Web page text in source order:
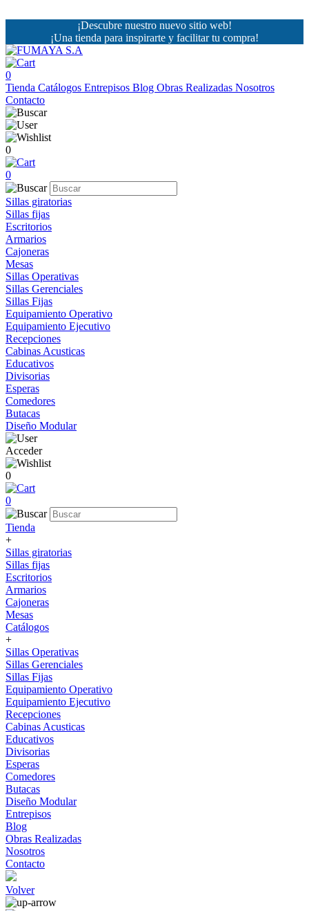
¡Descubre nuestro nuevo sitio web!
¡Una tienda para inspirarte y facilitar tu compra!
0
Tienda Catálogos Entrepisos Blog Obras Realizadas Nosotros
Contacto
0
0
Sillas giratorias
Sillas fijas
Escritorios
Armarios
Cajoneras
Mesas
Sillas Operativas
Sillas Gerenciales
Sillas Fijas
Equipamiento Operativo
Equipamiento Ejecutivo
Recepciones
Cabinas Acusticas
Educativos
Divisorias
Esperas
Comedores
Butacas
Diseño Modular
Acceder
0
0
Tienda
+
Sillas giratorias
Sillas fijas
Escritorios
Armarios
Cajoneras
Mesas
Catálogos
+
Sillas Operativas
Sillas Gerenciales
Sillas Fijas
Equipamiento Operativo
Equipamiento Ejecutivo
Recepciones
Cabinas Acusticas
Educativos
Divisorias
Esperas
Comedores
Butacas
Diseño Modular
Entrepisos
Blog
Obras Realizadas
Nosotros
Contacto
Volver